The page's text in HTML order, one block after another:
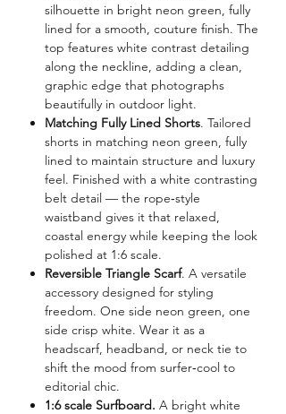
silhouette in bright neon green, fully
lined for a smooth, couture finish. The
top features white contrast detailing
along the neckline, adding a clean,
graphic edge that photographs
beautifully in outdoor light.
Matching Fully Lined Shorts. Tailored
shorts in matching neon green, fully
lined to maintain structure and luxury
feel. Finished with a white contrasting
belt detail — the rope‑style
waistband gives it that relaxed,
coastal energy while keeping the look
polished at 1:6 scale.
Reversible Triangle Scarf. A versatile
accessory designed for styling
freedom. One side neon green, one
side crisp white. Wear it as a
headscarf, headband, or neck tie to
shift the mood from surfer‑cool to
editorial chic.
1:6 scale Surfboard. A bright white